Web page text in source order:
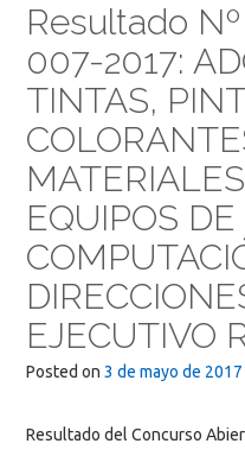
Resultado
007-2017:
TINTAS,
EQUIPOS DE
EJECUTIVO
Posted on 3 de mayo de 2017
Resultado del Concurso